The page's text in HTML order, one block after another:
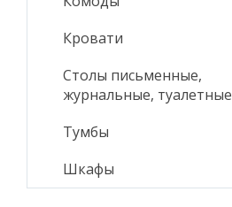
Кровати
Столы письменные,
журнальные, туалетные
Тумбы
Шкафы